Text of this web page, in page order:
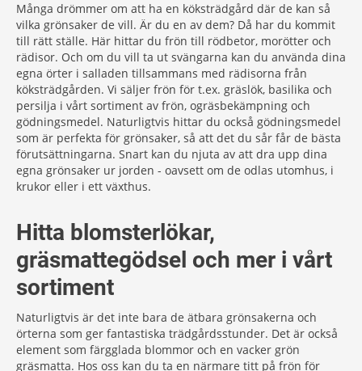
Många drömmer om att ha en köksträdgård där de kan så
vilka grönsaker de vill. Är du en av dem? Då har du kommit
till rätt ställe. Här hittar du frön till rödbetor, morötter och
rädisor. Och om du vill ta ut svängarna kan du använda dina
egna örter i salladen tillsammans med rädisorna från
köksträdgården. Vi säljer frön för t.ex. gräslök, basilika och
persilja i vårt sortiment av frön, ogräsbekämpning och
gödningsmedel. Naturligtvis hittar du också gödningsmedel
som är perfekta för grönsaker, så att det du sår får de bästa
förutsättningarna. Snart kan du njuta av att dra upp dina
egna grönsaker ur jorden - oavsett om de odlas utomhus, i
krukor eller i ett växthus.
Hitta blomsterlökar,
gräsmattegödsel och mer i vårt
sortiment
Naturligtvis är det inte bara de ätbara grönsakerna och
örterna som ger fantastiska trädgårdsstunder. Det är också
element som färgglada blommor och en vacker grön
gräsmatta. Hos oss kan du ta en närmare titt på frön för